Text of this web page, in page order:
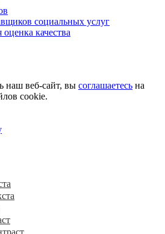
социальных услуг
качества
наш веб-сайт, вы соглашаетесь на
cookie.